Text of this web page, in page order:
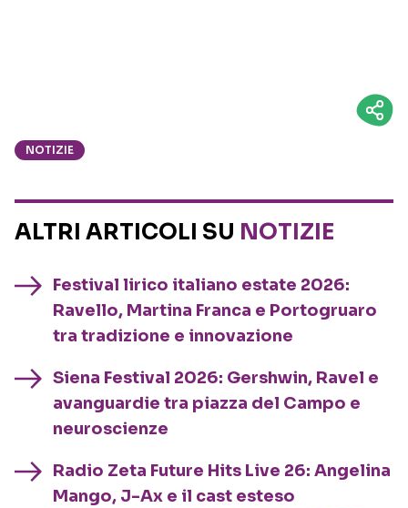
NOTIZIE
ALTRI ARTICOLI SU NOTIZIE
Festival lirico italiano estate 2026:
Ravello, Martina Franca e Portogruaro
tra tradizione e innovazione
Siena Festival 2026: Gershwin, Ravel e
avanguardie tra piazza del Campo e
neuroscienze
Radio Zeta Future Hits Live 26: Angelina
Mango, J-Ax e il cast esteso